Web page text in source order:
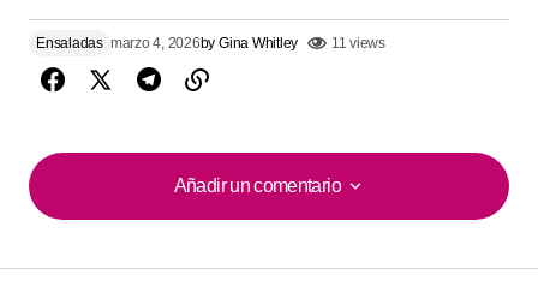
Ensaladas marzo 4, 2026by Gina Whitley 11 views
Añadir un comentario
Añadir un comentario